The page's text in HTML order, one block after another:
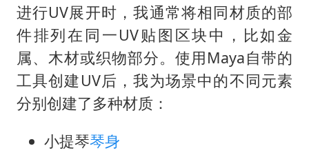
进行UV展开时，我通常将相同材质的部
件排列在同一UV贴图区块中，比如金
属、木材或织物部分。使用Maya自带的
工具创建UV后，我为场景中的不同元素
分别创建了多种材质：
小提琴琴身